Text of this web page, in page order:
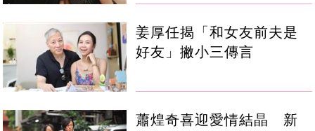
姜厚任揭「和女友前夫是
好友」撇小三傳言
蕭煌奇喜迎愛情結晶 新